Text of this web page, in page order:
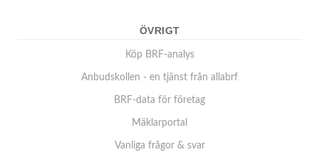
ÖVRIGT
Köp BRF-analys
Anbudskollen - en tjänst från allabrf
BRF-data för företag
Mäklarportal
Vanliga frågor & svar